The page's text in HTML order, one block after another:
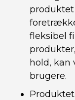
fleksibel
hold, kan
brugere.